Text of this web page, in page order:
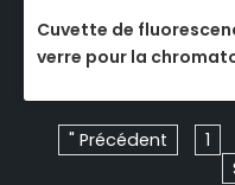
Cuvette de
verre pour la
" Précédent 1